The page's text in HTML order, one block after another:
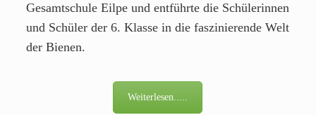
Gesamtschule Eilpe und entführte die Schülerinnen
und Schüler der 6. Klasse in die faszinierende Welt
der Bienen.
Weiterlesen.....